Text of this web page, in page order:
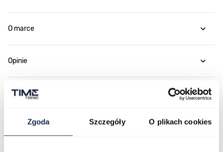
Zgoda Szczegóły O plikach cookies
O marce
Opinie
Zapytaj o produkt
Płatność i dostawa